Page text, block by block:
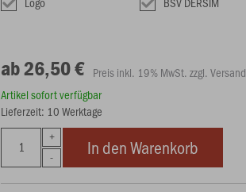
ab 26,50 € Preis inkl. 19% MwSt. zzgl. Versand
Artikel sofort verfügbar
Lieferzeit: 10 Werktage
In den Warenkorb